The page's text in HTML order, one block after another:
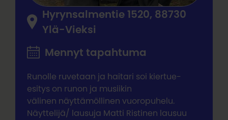
Hyrynsalmentie 1520, 88730
Ylä-Vieksi
Mennyt tapahtuma
Runolle ruvetaan ja haitari soi kiertue-
esitys on runon ja musiikin
välinen näyttämöllinen vuoropuhelu.
Näyttelijä/ lausuja Matti Ristinen lausuu